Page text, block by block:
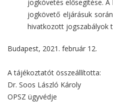
jogkövetés elősegítése.
jogkövető eljárásuk
hivatkozott jogszabályok
Budapest, 2021. február 12.
A tájékoztatót összeállította:
Dr. Soos László Károly
OPSZ ügyvédje